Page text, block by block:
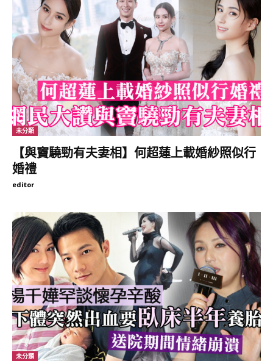
在BB出世前，完成證婚，所以今次我屋企人未能從加拿大回來參
與。」
未分類
【與竇驍勁有夫妻相】何超蓮上載婚紗照似行
婚禮
editor
未分類